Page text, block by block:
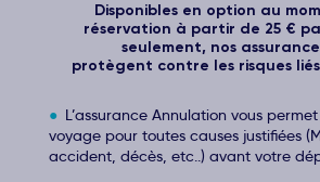
Disponibles en option au
réservation à partir de 25 €
seulement, nos
protègent contre les risques
L’assurance Annulation vous
voyage pour toutes causes justifiées
accident, décès, etc..) avant votre